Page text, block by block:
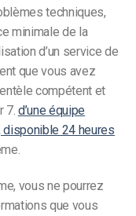
techniques,
minimale de la
d’un service de
que vous avez
compétent et
7. d’une équipe
disponible 24 heures
vous ne pourrez
que vous